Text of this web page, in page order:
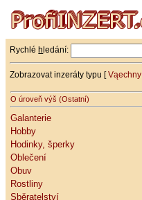
Rychlé h ledání:
Zobrazovat inzeráty typu [Vąechny
O úroveň výš (Ostatní)
Galanterie
Hobby
Hodinky, šperky
Oblečení
Obuv
Rostliny
Sběratelství